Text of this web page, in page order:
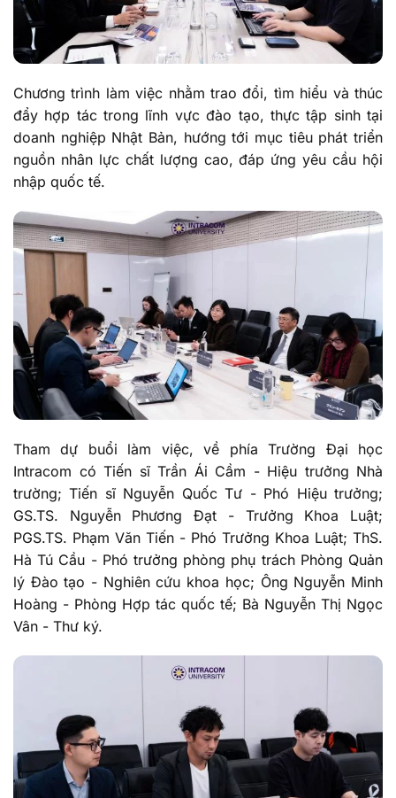
Chương trình làm việc nhằm trao đổi, tìm hiểu và thúc
đẩy hợp tác trong lĩnh vực đào tạo, thực tập sinh tại
doanh nghiệp Nhật Bản, hướng tới mục tiêu phát triển
nguồn nhân lực chất lượng cao, đáp ứng yêu cầu hội
nhập quốc tế.
Tham dự buổi làm việc, về phía Trường Đại học
Intracom có Tiến sĩ Trần Ái Cầm - Hiệu trưởng Nhà
trường; Tiến sĩ Nguyễn Quốc Tư - Phó Hiệu trưởng;
GS.TS. Nguyễn Phương Đạt - Trưởng Khoa Luật;
PGS.TS. Phạm Văn Tiến - Phó Trưởng Khoa Luật; ThS.
Hà Tú Cầu - Phó trưởng phòng phụ trách Phòng Quản
lý Đào tạo - Nghiên cứu khoa học; Ông Nguyễn Minh
Hoàng - Phòng Hợp tác quốc tế; Bà Nguyễn Thị Ngọc
Vân - Thư ký.